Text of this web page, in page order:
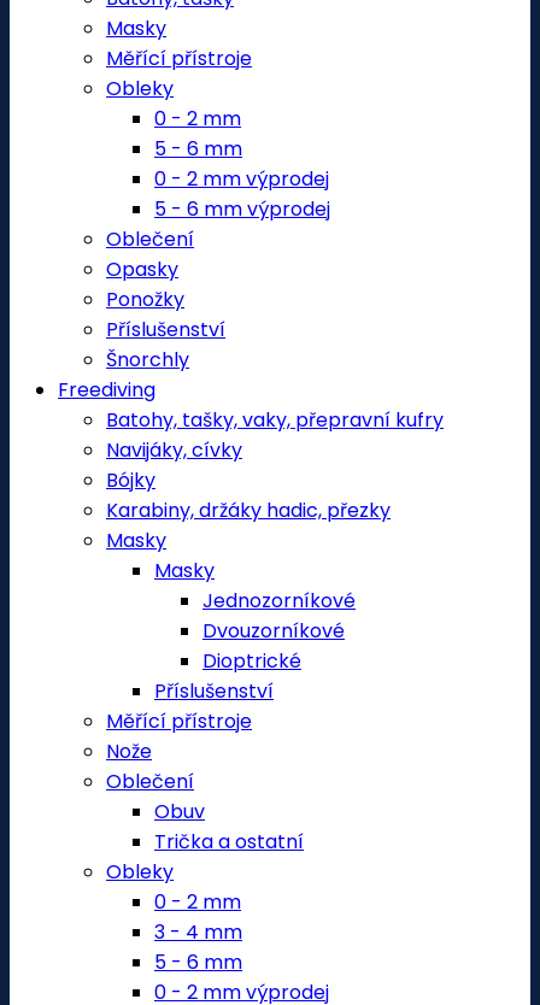
Masky
Měřící přístroje
Obleky
0 - 2 mm
5 - 6 mm
0 - 2 mm výprodej
5 - 6 mm výprodej
Oblečení
Opasky
Ponožky
Příslušenství
Šnorchly
Freediving
Batohy, tašky, vaky, přepravní kufry
Navijáky, cívky
Bójky
Karabiny, držáky hadic, přezky
Masky
Masky
Jednozorníkové
Dvouzorníkové
Dioptrické
Příslušenství
Měřící přístroje
Nože
Oblečení
Obuv
Trička a ostatní
Obleky
0 - 2 mm
3 - 4 mm
5 - 6 mm
0 - 2 mm výprodej